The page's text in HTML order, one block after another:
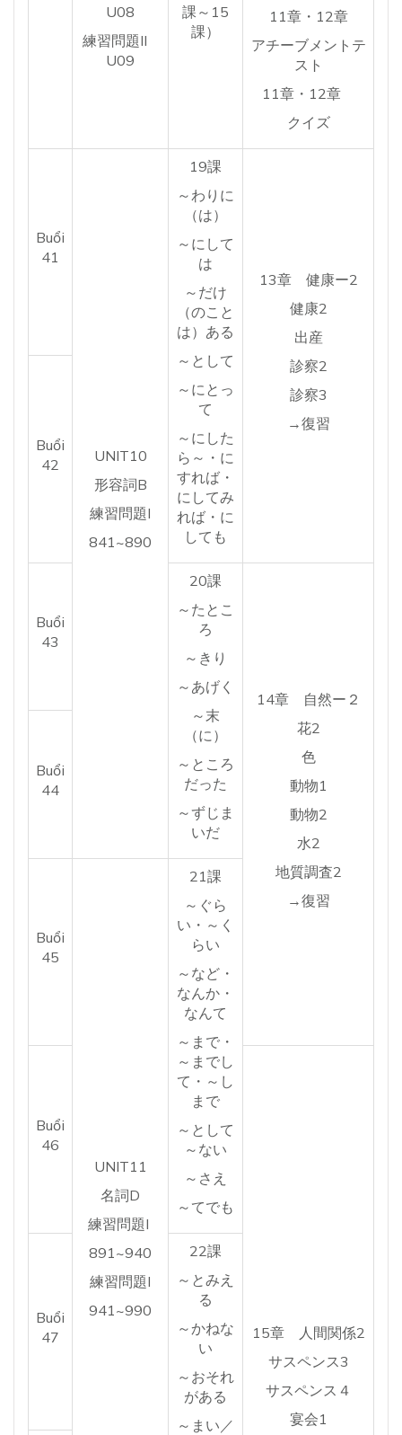
U08
練習問題II
U09
課～15
課）
11章・12章
アチーブメントテ
スト
11章・12章
クイズ
Buổi
41
UNIT10
形容詞B
練習問題I
841~890
19課
～わりに
（は）
～にして
は
～だけ
（のこと
は）ある
～として
～にとっ
て
～にした
ら～・に
すれば・
にしてみ
れば・に
しても
13章 健康ー2
健康2
出産
診察2
診察3
→復習
Buổi
42
Buổi
43
20課
～たとこ
ろ
～きり
～あげく
～末
（に）
～ところ
だった
～ずじま
いだ
14章 自然ー２
花2
色
動物1
動物2
水2
地質調査2
→復習
Buổi
44
Buổi
45
UNIT11
名詞D
練習問題I
891~940
練習問題I
941~990
21課
～ぐら
い・～く
らい
～など・
なんか・
なんて
～まで・
～までし
て・～し
まで
～として
～ない
～さえ
～てでも
Buổi
46
15章 人間関係2
サスペンス3
サスペンス４
宴会1
Buổi
47
22課
～とみえ
る
～かねな
い
～おそれ
がある
～まい／